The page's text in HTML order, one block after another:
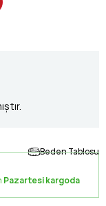
Beden Tablosu
Pazartesi kargoda